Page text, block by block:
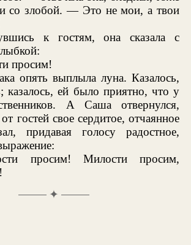
со злобой. — Это не мои, а твои
к гостям, она сказала с
просим!
опять выплыла луна. Казалось,
казалось, ей было приятно, что у
А Саша отвернулся,
гостей свое сердитое, отчаянное
придавая голосу радостное,
просим! Милости просим,
✦